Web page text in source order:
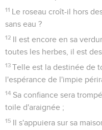
11 Le roseau croît-il hors
sans eau ?
12 Il est encore en sa
toutes les herbes, il est
13 Telle est la destinée de
l'espérance de l'impie
14 Sa confiance sera
toile d'araignée ;
15 Il s'appuiera sur sa